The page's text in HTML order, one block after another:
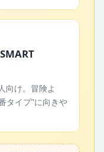
向け。冒険よ
タイプ”に向きや